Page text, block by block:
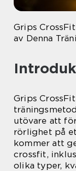
Grips
av Denna
Grips
utövare att
rörlighet på
kommer att
crossfit,
olika typer,